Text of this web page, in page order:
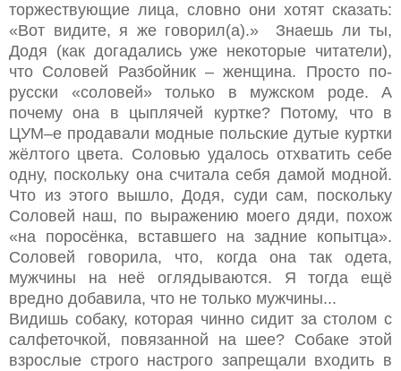
торжествующие лица, словно они хотят сказать:
«Вот видите, я же говорил(а).» Знаешь ли ты,
Додя (как догадались уже некоторые читатели),
что Соловей Разбойник – женщина. Просто по-
русски «соловей» только в мужском роде. А
почему она в цыплячей куртке? Потому, что в
ЦУМ–е продавали модные польские дутые куртки
жёлтого цвета. Соловью удалось отхватить себе
одну, поскольку она считала себя дамой модной.
Что из этого вышло, Додя, суди сам, поскольку
Соловей наш, по выражению моего дяди, похож
«на поросёнка, вставшего на задние копытца».
Соловей говорила, что, когда она так одета,
мужчины на неё оглядываются. Я тогда ещё
вредно добавила, что не только мужчины...
Видишь собаку, которая чинно сидит за столом с
салфеточкой, повязанной на шее? Собаке этой
взрослые строго настрого запрещали входить в